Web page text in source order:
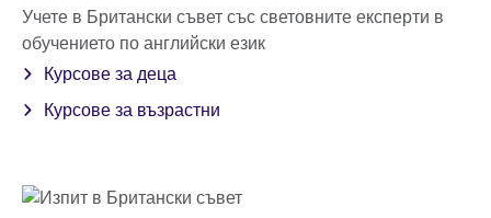
Учете в Британски съвет със световните експерти в
обучението по английски език
Курсове за деца
Курсове за възрастни